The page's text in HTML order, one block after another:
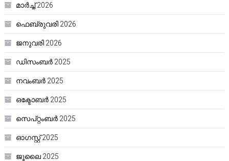
മാർച്ച്‌ 2026
ഫെബ്രുവരി 2026
ജനുവരി 2026
ഡിസംബർ 2025
നവംബർ 2025
ഒക്ടോബർ 2025
സെപ്റ്റംബർ 2025
ഓഗസ്റ്റ്‌ 2025
ജൂലൈ 2025